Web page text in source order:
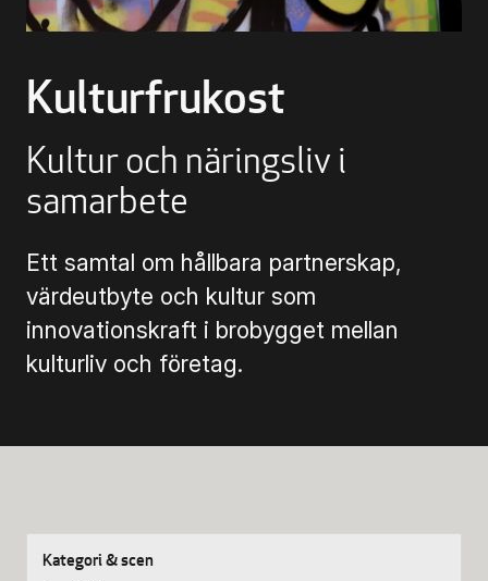
Program och biljetter
Biljettinformation
Att köpa biljett
Köp- & leveransvillkor
Kulturfrukost
Kultur och näringsliv i
samarbete
Ett samtal om hållbara partnerskap,
värdeutbyte och kultur som
innovationskraft i brobygget mellan
kulturliv och företag.